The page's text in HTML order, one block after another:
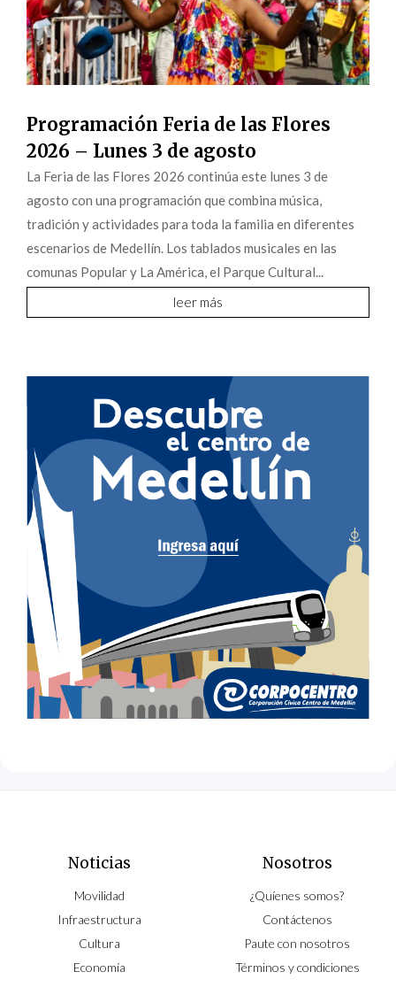
Programación Feria de las Flores
2026 – Lunes 3 de agosto
La Feria de las Flores 2026 continúa este lunes 3 de
agosto con una programación que combina música,
tradición y actividades para toda la familia en diferentes
escenarios de Medellín. Los tablados musicales en las
comunas Popular y La América, el Parque Cultural...
leer más
Noticias
Movilidad
Infraestructura
Cultura
Economía
Nosotros
¿Quíenes somos?
Contáctenos
Paute con nosotros
Términos y condiciones